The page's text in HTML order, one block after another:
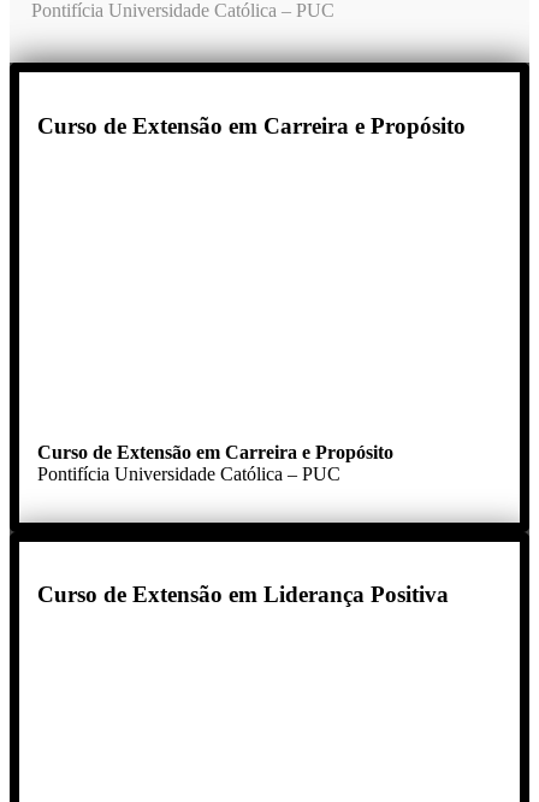
Pontifícia Universidade Católica – PUC
Curso de Extensão em Carreira e Propósito
Curso de Extensão em Carreira e Propósito
Pontifícia Universidade Católica – PUC
Curso de Extensão em Liderança Positiva